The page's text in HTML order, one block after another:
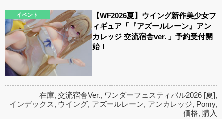
イベント
【WF2026夏】ウイング新作美少女フ
ィギュア「『アズールレーン』アン
カレッジ 交流宿舎ver. 」予約受付開
始！
在庫, 交流宿舎Ver., ワンダーフェスティバル2026 [夏],
インデックス, ウイング, アズールレーン, アンカレッジ, Pomy,
価格, 購入